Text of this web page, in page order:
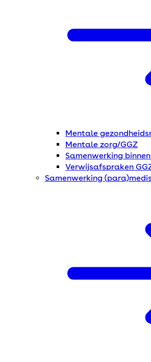
Mentale
Mentale zorg/GGZ
Samenwerking
Verwijsafspraken
Samenwerking